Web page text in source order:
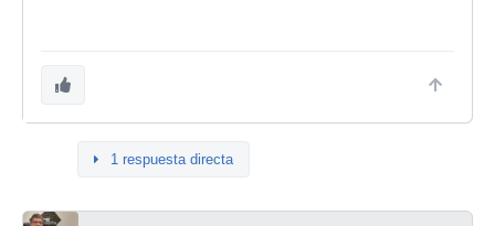
1 respuesta directa